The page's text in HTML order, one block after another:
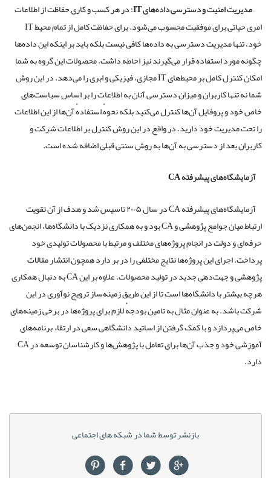
–مدیریت امنیت و دسترسی دادههایIT
:در هر کسب ‌و ‌کاری حفاظت از اطلاعات
امری حیاتی برای موفقیت محسوب می‌شود. برای حفاظت کامل از تمام محیط IT
خود، تنها مدیریت دسترسی به داده‌ها کافی نیست بلکه باید بر اینکه این داده‌ها
چگونه مورد استفاده قرار می‌گیرند نیز احاطه داشت. محصولات این گروه به شما
امکان کنترل کامل بر محیط‌های IT مجازی، فیزیکی و ابری را می‌دهد. در این روش
شما نه‌ تنها کاربران و میزان دسترسی آنان به اطلاعات را بر اساس سیاست‌های
خاص خود و پروفایل آن‌ها کنترل می‌کنید بلکه نحوهٔ استفادهٔ آن‌ها از این اطلاعات
را تحت مدیریت خود دارید. در واقع در این روش کنترل بر اطلاعات شرکت و
کاربران بعد از دسترسی به آن‌ها به روش سنتی قبلی اضافه‌ شده است.
آزمایشگاه‌های پیشرفتهCA
آزمایشگاه‌های پیشرفته CA در سال ۲۰۰۵ تاسیس شد و هدف از آن تقویت
ارتباط میان جوامع پژوهشی و CA بود و به همکاری نزدیک با دانشگاه‌ها، انجمن‌های
حرفه‌ای و دولت در انجام پروژه‌های مختلف و مرتبط با محصولات تولیدی خود
پرداخت. اجرای این پروژه‌ها نتایج مختلفی را در بر دارد همچون انتشار مقالات
پژوهشی و جهت‌دهی جدید در تولید محصولات. علاوه بر این CA به دنبال همکاری
هرچه بیشتر با دانشگاه‌ها است تا از این طریق زمینه‌ساز ترویج نوآوری در این
شرکت باشد. به عنوان مثال به تامین بودجهٔ لازم برای پروژه‌ها در برخی زمینه‌های
خاص می‌پردازد و با کمک گرفتن از اساتید دانشگاهی سعی در ارتقاء برنامه‌های
آموزشی خود و جذب آن‌ها برای تعامل با پژوهش‌ها و کار‌شناسان توسعه در CA
دارد.
بازنشر توسط شما در شبکه های اجتماعی